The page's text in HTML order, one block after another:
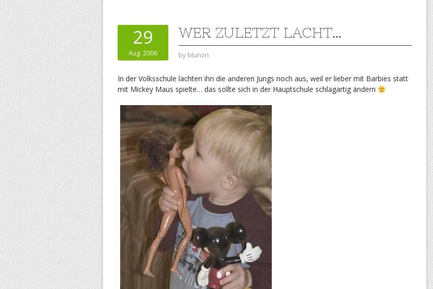
29
Aug. 2006
WER ZULETZT LACHT…
by blunzn
In der Volksschule lachten ihn die anderen Jungs noch aus, weil er lieber mit Barbies statt
mit Mickey Maus spielte… das sollte sich in der Hauptschule schlagartig ändern